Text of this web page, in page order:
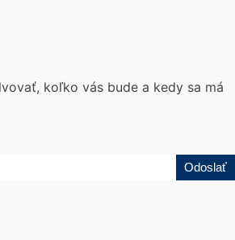
koľko vás bude a kedy sa má